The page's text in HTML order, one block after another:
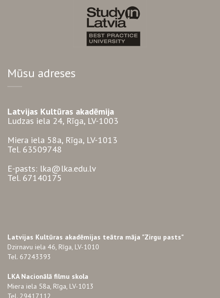
Mūsu adreses
Latvijas Kultūras akadēmija
Ludzas iela 24, Rīga, LV-1003
Miera iela 58a, Rīga, LV-1013
Tel. 63509748
E-pasts: lka@lka.edu.lv
Tel. 67140175
Latvijas Kultūras akadēmijas teātra māja "Zirgu pasts"
Dzirnavu iela 46, Rīga, LV-1010
Tel. 67243393
LKA Nacionālā filmu skola
Miera iela 58a, Rīga, LV-1013
Tel. 29417112